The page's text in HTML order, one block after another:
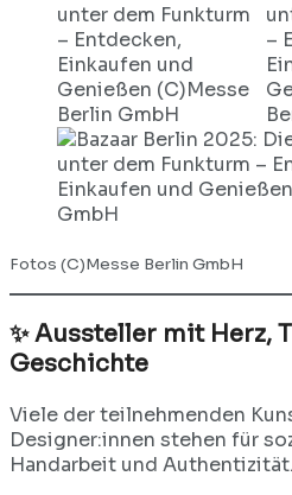
Fotos (C)Messe Berlin GmbH
✨ Aussteller mit Herz,
Geschichte
Viele der teilnehmenden
Designer:innen stehen für
Handarbeit und Authentizität.